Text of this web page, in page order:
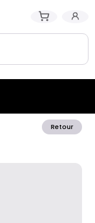
Retour